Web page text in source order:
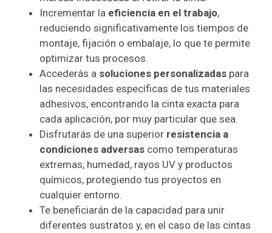
Incrementar la eficiencia en el trabajo,
reduciendo significativamente los tiempos de
montaje, fijación o embalaje, lo que te permite
optimizar tus procesos.
Accederás a soluciones personalizadas para
las necesidades específicas de tus materiales
adhesivos, encontrando la cinta exacta para
cada aplicación, por muy particular que sea.
Disfrutarás de una superior resistencia a
condiciones adversas como temperaturas
extremas, humedad, rayos UV y productos
químicos, protegiendo tus proyectos en
cualquier entorno.
Te beneficiarán de la capacidad para unir
diferentes sustratos y, en el caso de las cintas